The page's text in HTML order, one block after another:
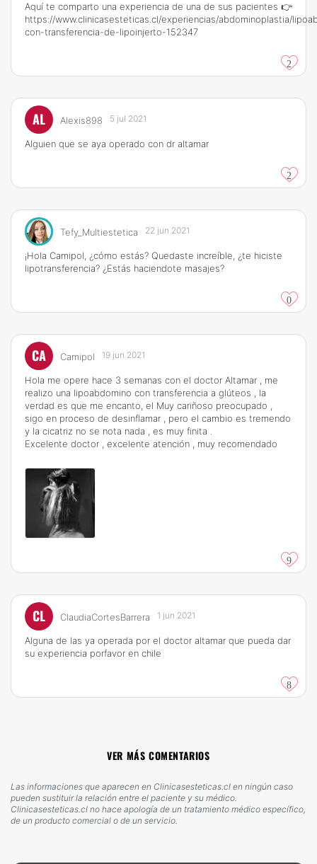
Aquí te comparto una experiencia de una de sus pacientes 👉
https://www.clinicasesteticas.cl/experiencias/abdominoplastia/
con-transferencia-de-lipoinjerto-152347
2
AL Alexis898 5 jul 2021
Alguien que se aya operado con dr altamar
2
Tefy_Multiestetica 22 jun 2021
¡Hola Camipol, ¿cómo estás? Quedaste increíble, ¿te hiciste
lipotransferencia? ¿Estás haciendote masajes?
0
CA Camipol 19 jun 2021
Hola me opere hace 3 semanas con el doctor Altamar , me
realizo una lipoabdomino con transferencia a glúteos , la
verdad es que me encanto, el Muy cariñoso preocupado ,
sigo en proceso de desinflamar , pero el cambio es tremendo
y la cicatriz no se nota nada , es muy finita .
Excelente doctor , excelente atención , muy recomendado
9
CL ClaudiaCortesBarrera 1 jun 2021
Alguna de las ya operada por el doctor altamar que pueda dar
su experiencia porfavor en chile
8
VER MÁS COMENTARIOS
Las informaciones que aparecen en Clinicasesteticas.cl en ningún caso
pueden sustituir la relación entre el paciente y su médico.
Clinicasesteticas.cl no hace apología de un tratamiento médico específico,
de un producto comercial o de un servicio.